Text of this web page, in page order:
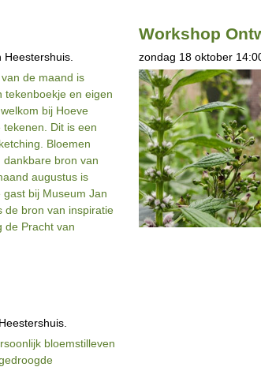
de maand is
tekenboekje en eigen
bij Hoeve
Dit is een
Bloemen
bron van
augustus is
gast bij Museum Jan
de bron van inspiratie
de Pracht van
Workshop
zondag 18 oktober
bloemstilleven